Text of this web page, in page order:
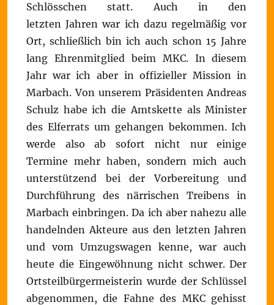
Schlösschen statt. Auch in den
letzten Jahren war ich dazu regelmäßig vor
Ort, schließlich bin ich auch schon 15 Jahre
lang Ehrenmitglied beim MKC. In diesem
Jahr war ich aber in offizieller Mission in
Marbach. Von unserem Präsidenten Andreas
Schulz habe ich die Amtskette als Minister
des Elferrats um gehangen bekommen. Ich
werde also ab sofort nicht nur einige
Termine mehr haben, sondern mich auch
unterstützend bei der Vorbereitung und
Durchführung des närrischen Treibens in
Marbach einbringen. Da ich aber nahezu alle
handelnden Akteure aus den letzten Jahren
und vom Umzugswagen kenne, war auch
heute die Eingewöhnung nicht schwer. Der
Ortsteilbürgermeisterin wurde der Schlüssel
abgenommen, die Fahne des MKC gehisst